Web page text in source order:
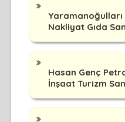
Nakliyat Gıda
Hasan Genç
İnşaat Turizm